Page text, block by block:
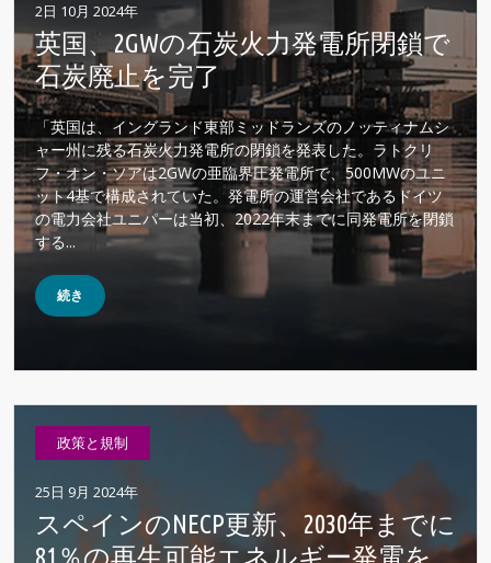
2日 10月 2024年
英国、2GWの石炭火力発電所閉鎖で
石炭廃止を完了
「英国は、イングランド東部ミッドランズのノッティナムシ
ャー州に残る石炭火力発電所の閉鎖を発表した。ラトクリ
フ・オン・ソアは2GWの亜臨界圧発電所で、500MWのユニ
ット4基で構成されていた。発電所の運営会社であるドイツ
の電力会社ユニパーは当初、2022年末までに同発電所を閉鎖
する...
続き
政策と規制
25日 9月 2024年
スペインのNECP更新、2030年までに
81％の再生可能エネルギー発電を